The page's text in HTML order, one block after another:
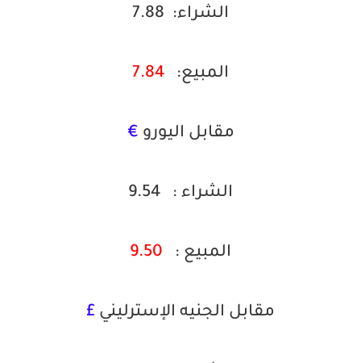
الشراء: 7.88
المبيع:
مقابل اليورو €
الشراء : 9.54
المبيع :
مقابل الجنيه الإسترليني £